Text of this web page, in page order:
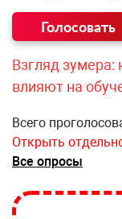
Взгляд зумера:
влияют на
Всего
Открыть
Все опросы